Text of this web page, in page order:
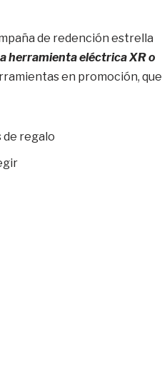
de redención estrella
herramienta eléctrica XR o
en promoción, que
de regalo